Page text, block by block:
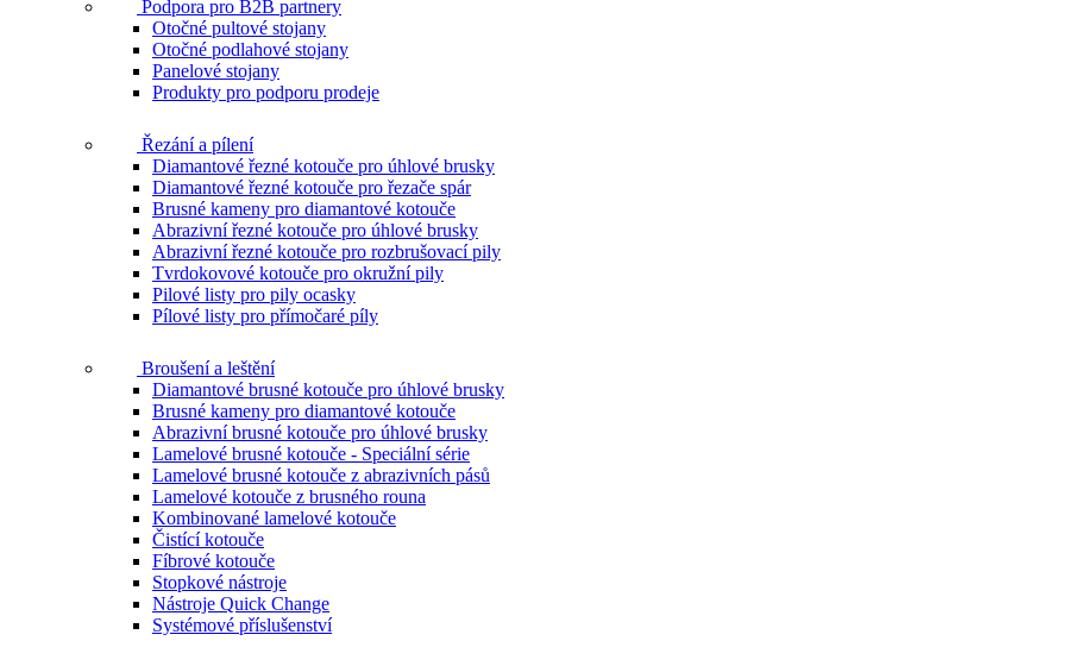
Podpora pro B2B partnery
Otočné pultové stojany
Otočné podlahové stojany
Panelové stojany
Produkty pro podporu prodeje
Řezání a pílení
Diamantové řezné kotouče pro úhlové brusky
Diamantové řezné kotouče pro řezače spár
Brusné kameny pro diamantové kotouče
Abrazivní řezné kotouče pro úhlové brusky
Abrazivní řezné kotouče pro rozbrušovací pily
Tvrdokovové kotouče pro okružní pily
Pilové listy pro pily ocasky
Pílové listy pro přímočaré píly
Broušení a leštění
Diamantové brusné kotouče pro úhlové brusky
Brusné kameny pro diamantové kotouče
Abrazivní brusné kotouče pro úhlové brusky
Lamelové brusné kotouče - Speciální série
Lamelové brusné kotouče z abrazivních pásů
Lamelové kotouče z brusného rouna
Kombinované lamelové kotouče
Čistící kotouče
Fíbrové kotouče
Stopkové nástroje
Nástroje Quick Change
Systémové příslušenství